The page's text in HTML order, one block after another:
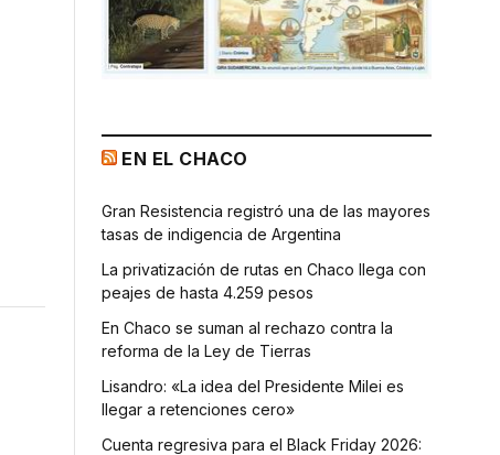
EN EL CHACO
Gran Resistencia registró una de las mayores
tasas de indigencia de Argentina
La privatización de rutas en Chaco llega con
peajes de hasta 4.259 pesos
En Chaco se suman al rechazo contra la
reforma de la Ley de Tierras
Lisandro: «La idea del Presidente Milei es
llegar a retenciones cero»
Cuenta regresiva para el Black Friday 2026: